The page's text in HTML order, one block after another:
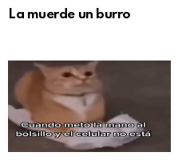
La muerde un burro